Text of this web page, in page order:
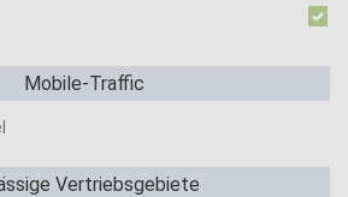
Mobile-Traffic
Vertriebsgebiete